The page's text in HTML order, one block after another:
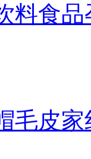
料食品
毛皮家